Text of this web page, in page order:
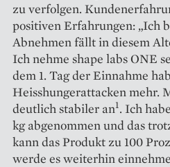
zu verfolgen.
positiven Erfahrungen: „Ich
Abnehmen fällt in diesem
Ich nehme shape labs ONE
dem 1. Tag der Einnahme
Heisshungerattacken mehr.
deutlich stabiler an1. Ich
kg abgenommen und das
kann das Produkt zu 100
werde es weiterhin